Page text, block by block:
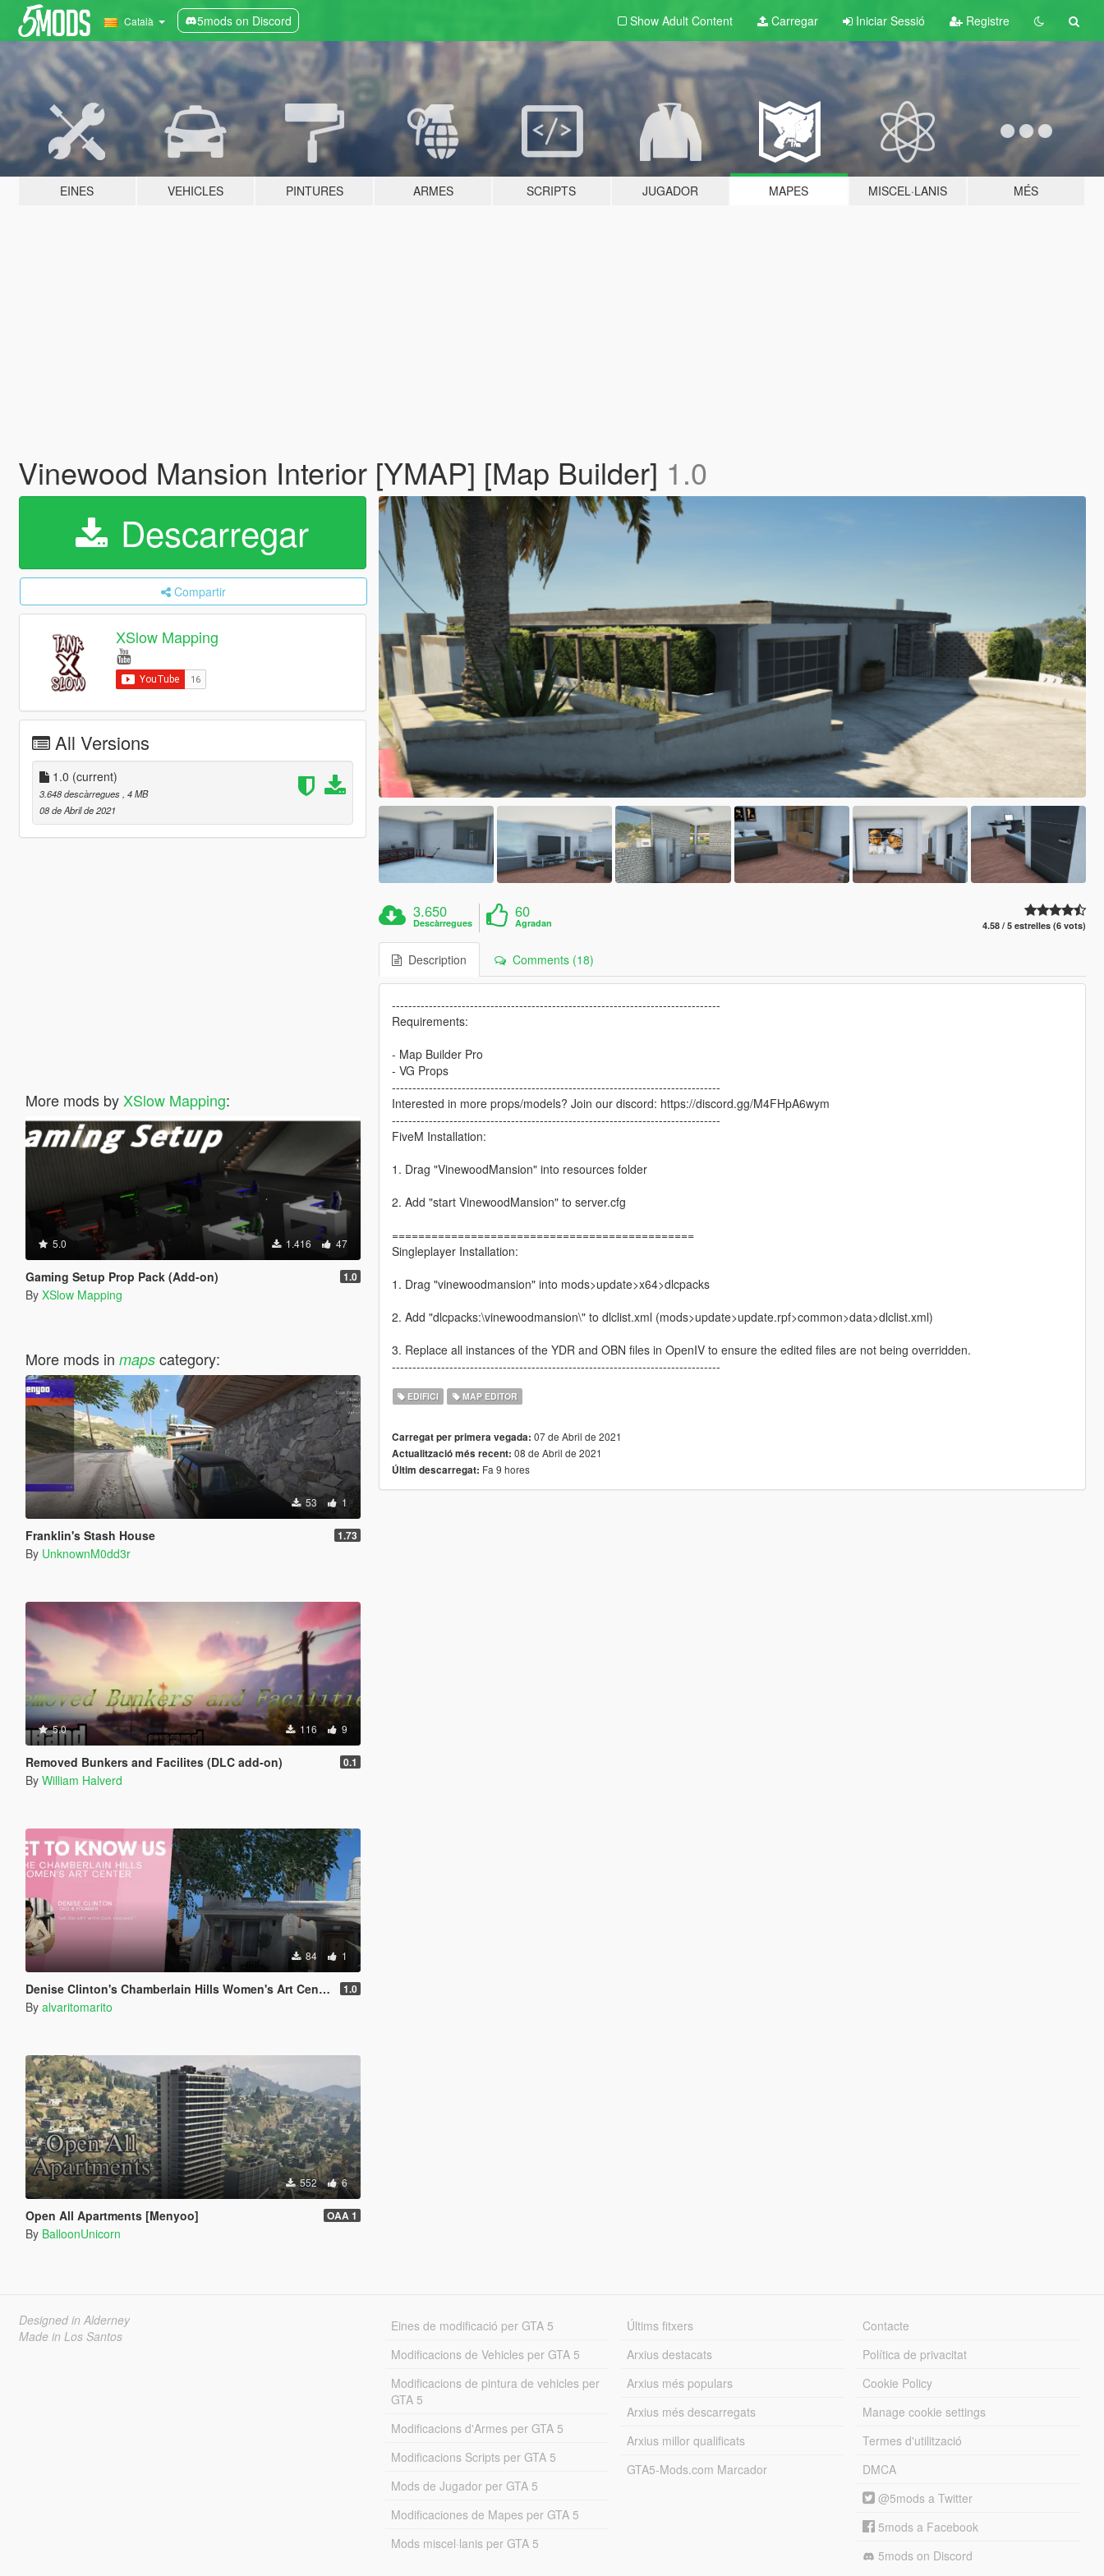
Català 5mods on Discord Show Adult Content Carregar Iniciar Sessió Registre
EINES VEHICLES PINTURES ARMES SCRIPTS JUGADOR MAPES MISCEL·LANIS MÉS
Vinewood Mansion Interior [YMAP] [Map Builder] 1.0
Descarregar
Compartir
XSlow Mapping
All Versions
1.0 (current)
3.648 descàrregues , 4 MB
08 de Abril de 2021
More mods by XSlow Mapping:
5.0 1.416 47
Gaming Setup Prop Pack (Add-on) 1.0
By XSlow Mapping
More mods in mapscategory:
53 1
Franklin's Stash House 1.73
By UnknownM0dd3r
5.0 116 9
Removed Bunkers and Facilites (DLC add-on) 0.1
By William Halverd
84 1
Denise Clinton's Chamberlain Hills Women's Art Center 1.0
By alvaritomarito
552 6
Open All Apartments [Menyoo] OAA 1
By BalloonUnicorn
3.650
Descàrregues
60
Agradan 4.58 / 5 estrelles (6 vots)
Description Comments (18)
--------------------------------------------------------------------------------
Requirements:
- Map Builder Pro
- VG Props
--------------------------------------------------------------------------------
Interested in more props/models? Join our discord: https://discord.gg/M4FHpA6wym
--------------------------------------------------------------------------------
FiveM Installation:
1. Drag "VinewoodMansion" into resources folder
2. Add "start VinewoodMansion" to server.cfg
==============================================
Singleplayer Installation:
1. Drag "vinewoodmansion" into mods>update>x64>dlcpacks
2. Add "dlcpacks:\vinewoodmansion\" to dlclist.xml (mods>update>update.rpf>common>data>dlclist.xml)
3. Replace all instances of the YDR and OBN files in OpenIV to ensure the edited files are not being overridden.
--------------------------------------------------------------------------------
EDIFICI MAP EDITOR
Carregat per primera vegada: 07 de Abril de 2021
Actualització més recent: 08 de Abril de 2021
Últim descarregat: Fa 9 hores
Designed in Alderney
Made in Los Santos
Eines de modificació per GTA 5
Modificacions de Vehicles per GTA 5
Modificacions de pintura de vehicles per
GTA 5
Modificacions d'Armes per GTA 5
Modificacions Scripts per GTA 5
Mods de Jugador per GTA 5
Modificaciones de Mapes per GTA 5
Mods miscel·lanis per GTA 5
Últims fitxers
Arxius destacats
Arxius més populars
Arxius més descarregats
Arxius millor qualificats
GTA5-Mods.com Marcador
Contacte
Política de privacitat
Cookie Policy
Manage cookie settings
Termes d'utilització
DMCA
@5mods a Twitter
5mods a Facebook
5mods on Discord